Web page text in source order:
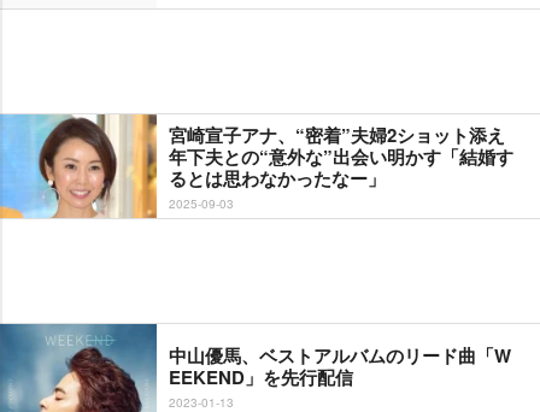
宮崎宣子アナ、“密着”夫婦2ショット添え
年下夫との“意外な”出会い明かす「結婚す
るとは思わなかったなー」
2025-09-03
中山優馬、ベストアルバムのリード曲「W
EEKEND」を先行配信
2023-01-13